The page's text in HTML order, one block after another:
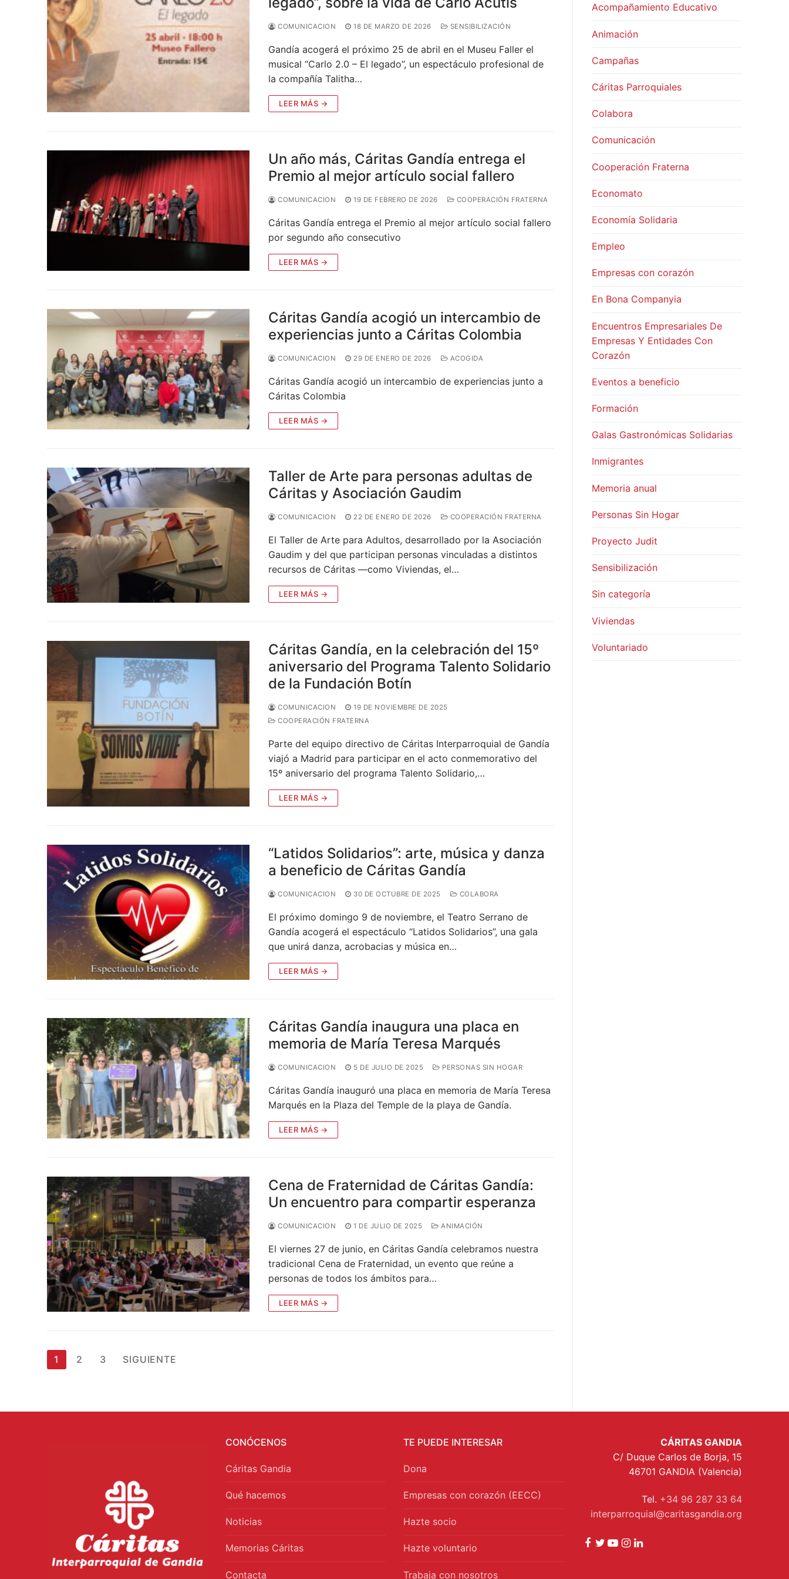
COMUNICACION 18 DE MARZO DE 2026 SENSIBILIZACIÓN
Gandía acogerá el próximo 25 de abril en el Museu Faller el
musical “Carlo 2.0 – El legado”, un espectáculo profesional de
la compañía Talitha…
LEER MÁS →
Un año más, Cáritas Gandía entrega el
Premio al mejor artículo social fallero
COMUNICACION 19 DE FEBRERO DE 2026 COOPERACIÓN FRATERNA
Cáritas Gandía entrega el Premio al mejor artículo social fallero
por segundo año consecutivo
LEER MÁS →
Cáritas Gandía acogió un intercambio de
experiencias junto a Cáritas Colombia
COMUNICACION 29 DE ENERO DE 2026 ACOGIDA
Cáritas Gandía acogió un intercambio de experiencias junto a
Cáritas Colombia
LEER MÁS →
Taller de Arte para personas adultas de
Cáritas y Asociación Gaudim
COMUNICACION 22 DE ENERO DE 2026 COOPERACIÓN FRATERNA
El Taller de Arte para Adultos, desarrollado por la Asociación
Gaudim y del que participan personas vinculadas a distintos
recursos de Cáritas —como Viviendas, el…
LEER MÁS →
Cáritas Gandía, en la celebración del 15º
aniversario del Programa Talento Solidario
de la Fundación Botín
COMUNICACION
19 DE NOVIEMBRE DE 2025
COOPERACIÓN FRATERNA
Parte del equipo directivo de Cáritas Interparroquial de Gandía
viajó a Madrid para participar en el acto conmemorativo del
15º aniversario del programa Talento Solidario,…
LEER MÁS →
“Latidos Solidarios”: arte, música y danza
a beneficio de Cáritas Gandía
COMUNICACION 30 DE OCTUBRE DE 2025 COLABORA
El próximo domingo 9 de noviembre, el Teatro Serrano de
Gandía acogerá el espectáculo “Latidos Solidarios”, una gala
que unirá danza, acrobacias y música en…
LEER MÁS →
Cáritas Gandía inaugura una placa en
memoria de María Teresa Marqués
COMUNICACION 5 DE JULIO DE 2025 PERSONAS SIN HOGAR
Cáritas Gandía inauguró una placa en memoria de María Teresa
Marqués en la Plaza del Temple de la playa de Gandía.
LEER MÁS →
Cena de Fraternidad de Cáritas Gandía:
Un encuentro para compartir esperanza
COMUNICACION 1 DE JULIO DE 2025 ANIMACIÓN
El viernes 27 de junio, en Cáritas Gandía celebramos nuestra
tradicional Cena de Fraternidad, un evento que reúne a
personas de todos los ámbitos para…
LEER MÁS →
1 2 3 SIGUIENTE
Acompañamiento Educativo
Animación
Campañas
Cáritas Parroquiales
Colabora
Comunicación
Cooperación Fraterna
Economato
Economía Solidaria
Empleo
Empresas con corazón
En Bona Companyia
Encuentros Empresariales De
Empresas Y Entidades Con
Corazón
Eventos a beneficio
Formación
Galas Gastronómicas Solidarias
Inmigrantes
Memoria anual
Personas Sin Hogar
Proyecto Judit
Sensibilización
Sin categoría
Viviendas
Voluntariado
CONÓCENOS
Cáritas Gandia
Qué hacemos
Noticias
Memorias Cáritas
Contacta
TE PUEDE INTERESAR
Dona
Empresas con corazón (EECC)
Hazte socio
Hazte voluntario
Trabaja con nosotros
CÁRITAS GANDIA
C/ Duque Carlos de Borja, 15
46701 GANDIA (Valencia)
Tel. +34 96 287 33 64
interparroquial@caritasgandia.org